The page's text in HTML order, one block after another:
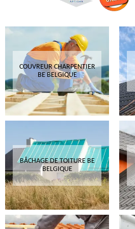
COUVREUR CHARPENTIER
BE BELGIQUE
BÂCHAGE DE TOITURE BE
BELGIQUE